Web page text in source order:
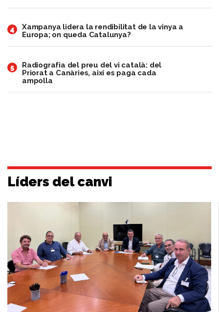
4
Xampanya lidera la rendibilitat de la vinya a
Europa; on queda Catalunya?
5
Radiografia del preu del vi català: del
Priorat a Canàries, així es paga cada
ampolla
Líders del canvi